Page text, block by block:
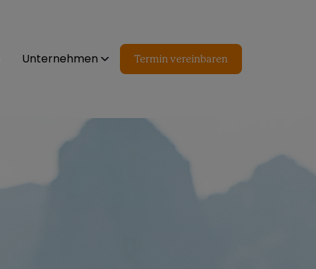
Unternehmen Termin vereinbaren